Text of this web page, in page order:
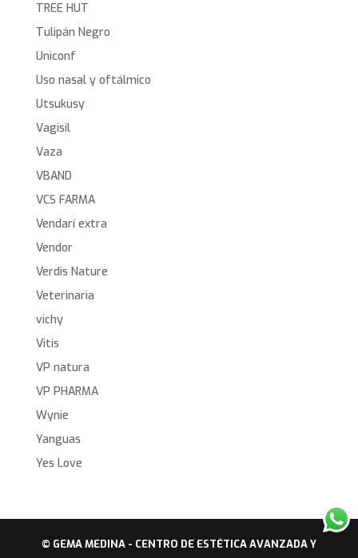
TREE HUT
Tulipán Negro
Uniconf
Uso nasal y oftálmico
Utsukusy
Vagisil
Vaza
VBAND
VCS FARMA
Vendarí extra
Vendor
Verdis Nature
Veterinaria
vichy
Vitis
VP natura
VP PHARMA
Wynie
Yanguas
Yes Love
© GEMA MEDINA - CENTRO DE ESTÉTICA AVANZADA Y